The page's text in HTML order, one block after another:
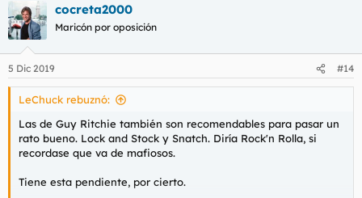
cocreta2000
Maricón por oposición
5 Dic 2019 #14
LeChuck rebuznó:
Las de Guy Ritchie también son recomendables para pasar un
rato bueno. Lock and Stock y Snatch. Diría Rock'n Rolla, si
recordase que va de mafiosos.
Tiene esta pendiente, por cierto.